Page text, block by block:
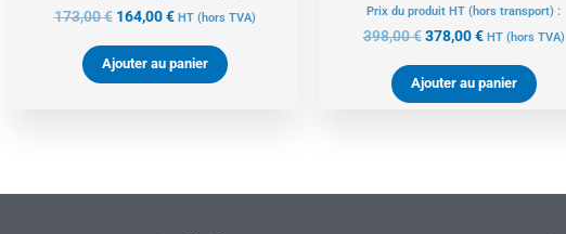
173,00€ 164,00€ HT (hors TVA)
Ajouter au panier
Prix du produit HT (hors transport) :
398,00€ 378,00€ HT (hors TVA)
Ajouter au panier